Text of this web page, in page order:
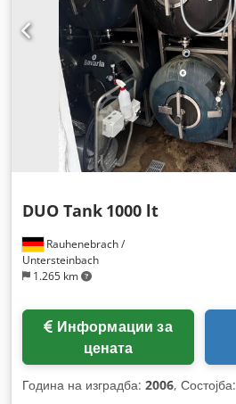
Rauhenebrach /
Untersteinbach
1.265 km
DUO Tank 1000 lt
цената
Година на изградба: 2006, Состојба: